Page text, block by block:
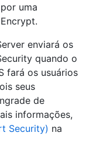
uma
enviará os
quando o
fará os usuários
seus
de
informações,
Security) na